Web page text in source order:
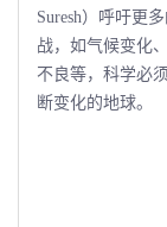
Suresh）呼吁更
战，如气候变化
不良等，科学必
断变化的地球。